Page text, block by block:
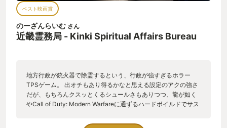
ベスト映画賞
のーざんらいむ さん
近畿霊務局 - Kinki Spiritual Affairs Bureau
地方行政が銃火器で除霊するという、行政が強すぎるホラー
TPSゲーム。 出オチもあり得るかなと思える設定のアクの強さ
だが、もちろんクスッとくるシュールさもありつつ、龍が如く
やCall of Duty: Modern Warfareに通ずるハードボイルドでサス
回しなど、マイナーだけど良い映画を1本みたような満足感だっ